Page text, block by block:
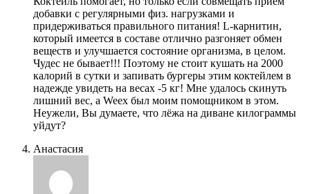
добавки с регулярными физ. нагрузками и
придерживаться правильного питания! L-карнитин,
который имеется в составе отлично разгоняет обмен
веществ и улучшается состояние организма, в целом.
Чудес не бывает!!! Поэтому не стоит кушать на 2000
калорий в сутки и запивать бургеры этим коктейлем в
надежде увидеть на весах -5 кг! Мне удалось скинуть
лишний вес, а Weex был моим помощником в этом.
Неужели, Вы думаете, что лёжа на диване килограммы
уйдут?
Анастасия